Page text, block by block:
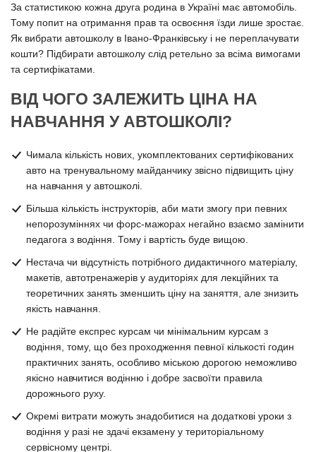
За статистикою кожна друга родина в Україні має автомобіль.
Тому попит на отримання прав та освоєння їзди лише зростає.
Як вибрати автошколу в Івано-Франківську і не переплачувати
кошти? Підбирати автошколу слід ретельно за всіма вимогами
та сертифікатами.
ВІД ЧОГО ЗАЛЕЖИТЬ ЦІНА НА
НАВЧАННЯ У АВТОШКОЛІ?
Чимала кількість нових, укомплектованих сертифікованих
авто на тренувальному майданчику звісно підвищить ціну
на навчання у автошколі.
Більша кількість інструкторів, аби мати змогу при певних
непорозуміннях чи форс-мажорах негайно взаємо замінити
педагога з водіння. Тому і вартість буде вищою.
Нестача чи відсутність потрібного дидактичного матеріалу,
макетів, автотренажерів у аудиторіях для лекційних та
теоретичних занять зменшить ціну на заняття, але знизить
якість навчання.
Не радійте експрес курсам чи мінімальним курсам з
водіння, тому, що без проходження певної кількості годин
практичних занять, особливо міською дорогою неможливо
якісно навчитися водінню і добре засвоїти правила
дорожнього руху.
Окремі витрати можуть знадобитися на додаткові уроки з
водіння у разі не здачі екзамену у територіальному
сервісному центрі.